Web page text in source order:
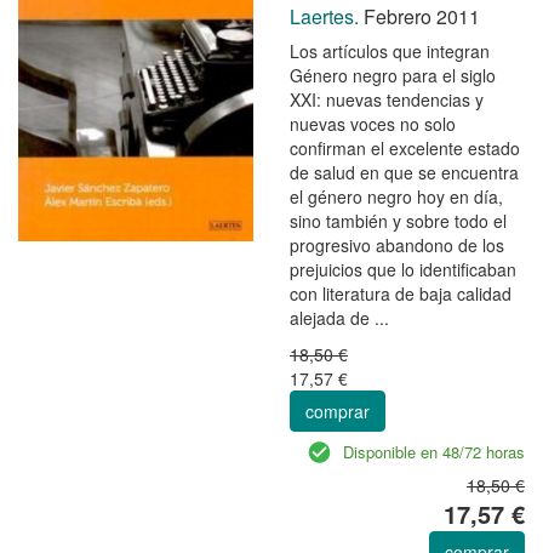
Laertes. Febrero 2011
Los artículos que integran
Género negro para el siglo
XXI: nuevas tendencias y
nuevas voces no solo
confirman el excelente estado
de salud en que se encuentra
el género negro hoy en día,
sino también y sobre todo el
progresivo abandono de los
prejuicios que lo identificaban
con literatura de baja calidad
alejada de ...
18,50 €
17,57 €
comprar
Disponible en 48/72 horas
18,50 €
17,57 €